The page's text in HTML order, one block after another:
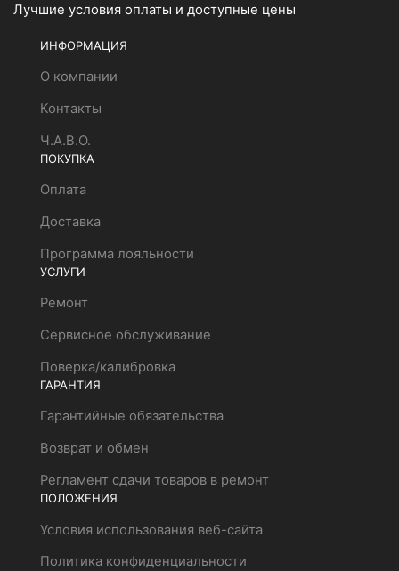
Лучшие условия оплаты и доступные цены
ИНФОРМАЦИЯ
О компании
Контакты
Ч.А.В.О.
ПОКУПКА
Оплата
Доставка
Программа лояльности
УСЛУГИ
Ремонт
Сервисное обслуживание
Поверка/калибровка
ГАРАНТИЯ
Гарантийные обязательства
Возврат и обмен
Регламент сдачи товаров в ремонт
ПОЛОЖЕНИЯ
Условия использования веб-сайта
Политика конфиденциальности